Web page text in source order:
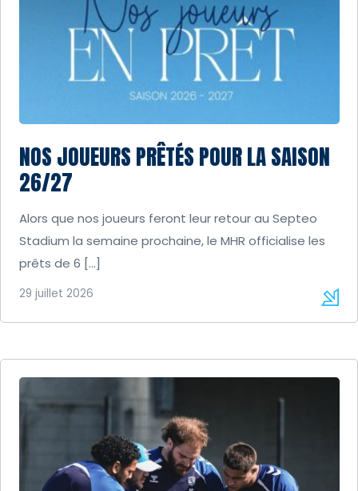
NOS JOUEURS PRÊTÉS POUR LA SAISON
26/27
Alors que nos joueurs feront leur retour au Septeo
Stadium la semaine prochaine, le MHR officialise les
prêts de 6 […]
29 juillet 2026